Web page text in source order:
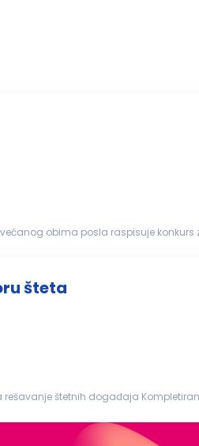
obima posla raspisuje konkurs
šteta